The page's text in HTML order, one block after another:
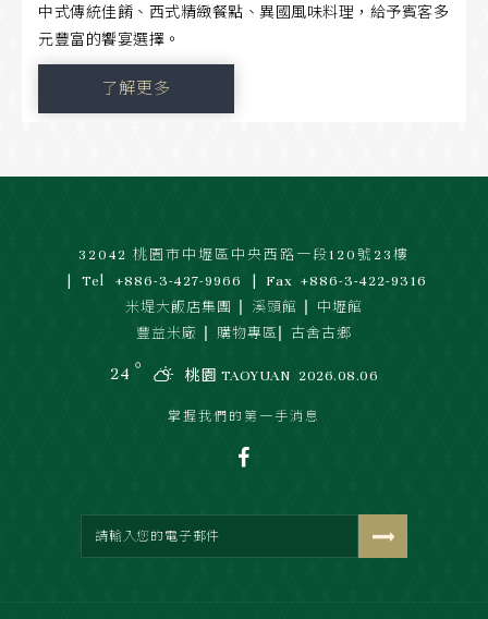
中式傳統佳餚、西式精緻餐點、異國風味料理，給予賓客多
元豐富的饗宴選擇。
了解更多
32042 桃園市中壢區中央西路一段120號23樓
Tel +886-3-427-9966 Fax +886-3-422-9316
米堤大飯店集團 | 溪頭館 |
中壢館
豐益米廠
| 購物專區 | 古舍古鄉
24 ◦ 桃園 TAOYUAN 2026.08.06
掌握我們的第一手消息